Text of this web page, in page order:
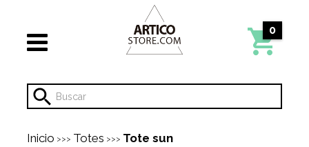
0
Inicio >>> Totes >>> Tote sun